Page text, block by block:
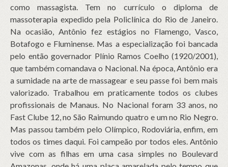
como massagista. Tem no currículo o diploma de
massoterapia expedido pela Policlínica do Rio de Janeiro.
Na ocasião, Antônio fez estágios no Flamengo, Vasco,
Botafogo e Fluminense. Mas a especialização foi bancada
pelo então governador Plínio Ramos Coelho (1920/2001),
que também comandava o Nacional. Na época, Antônio era
a sumidade na arte de massagear e seu passe foi bem mais
valorizado. Trabalhou em praticamente todos os clubes
profissionais de Manaus. No Nacional foram 33 anos, no
Fast Clube 12, no São Raimundo quatro e um no Rio Negro.
Mas passou também pelo Olímpico, Rodoviária, enfim, em
todos os times daqui. Foi campeão por todos eles. Antônio
vive com as filhas em uma casa simples no Boulevard